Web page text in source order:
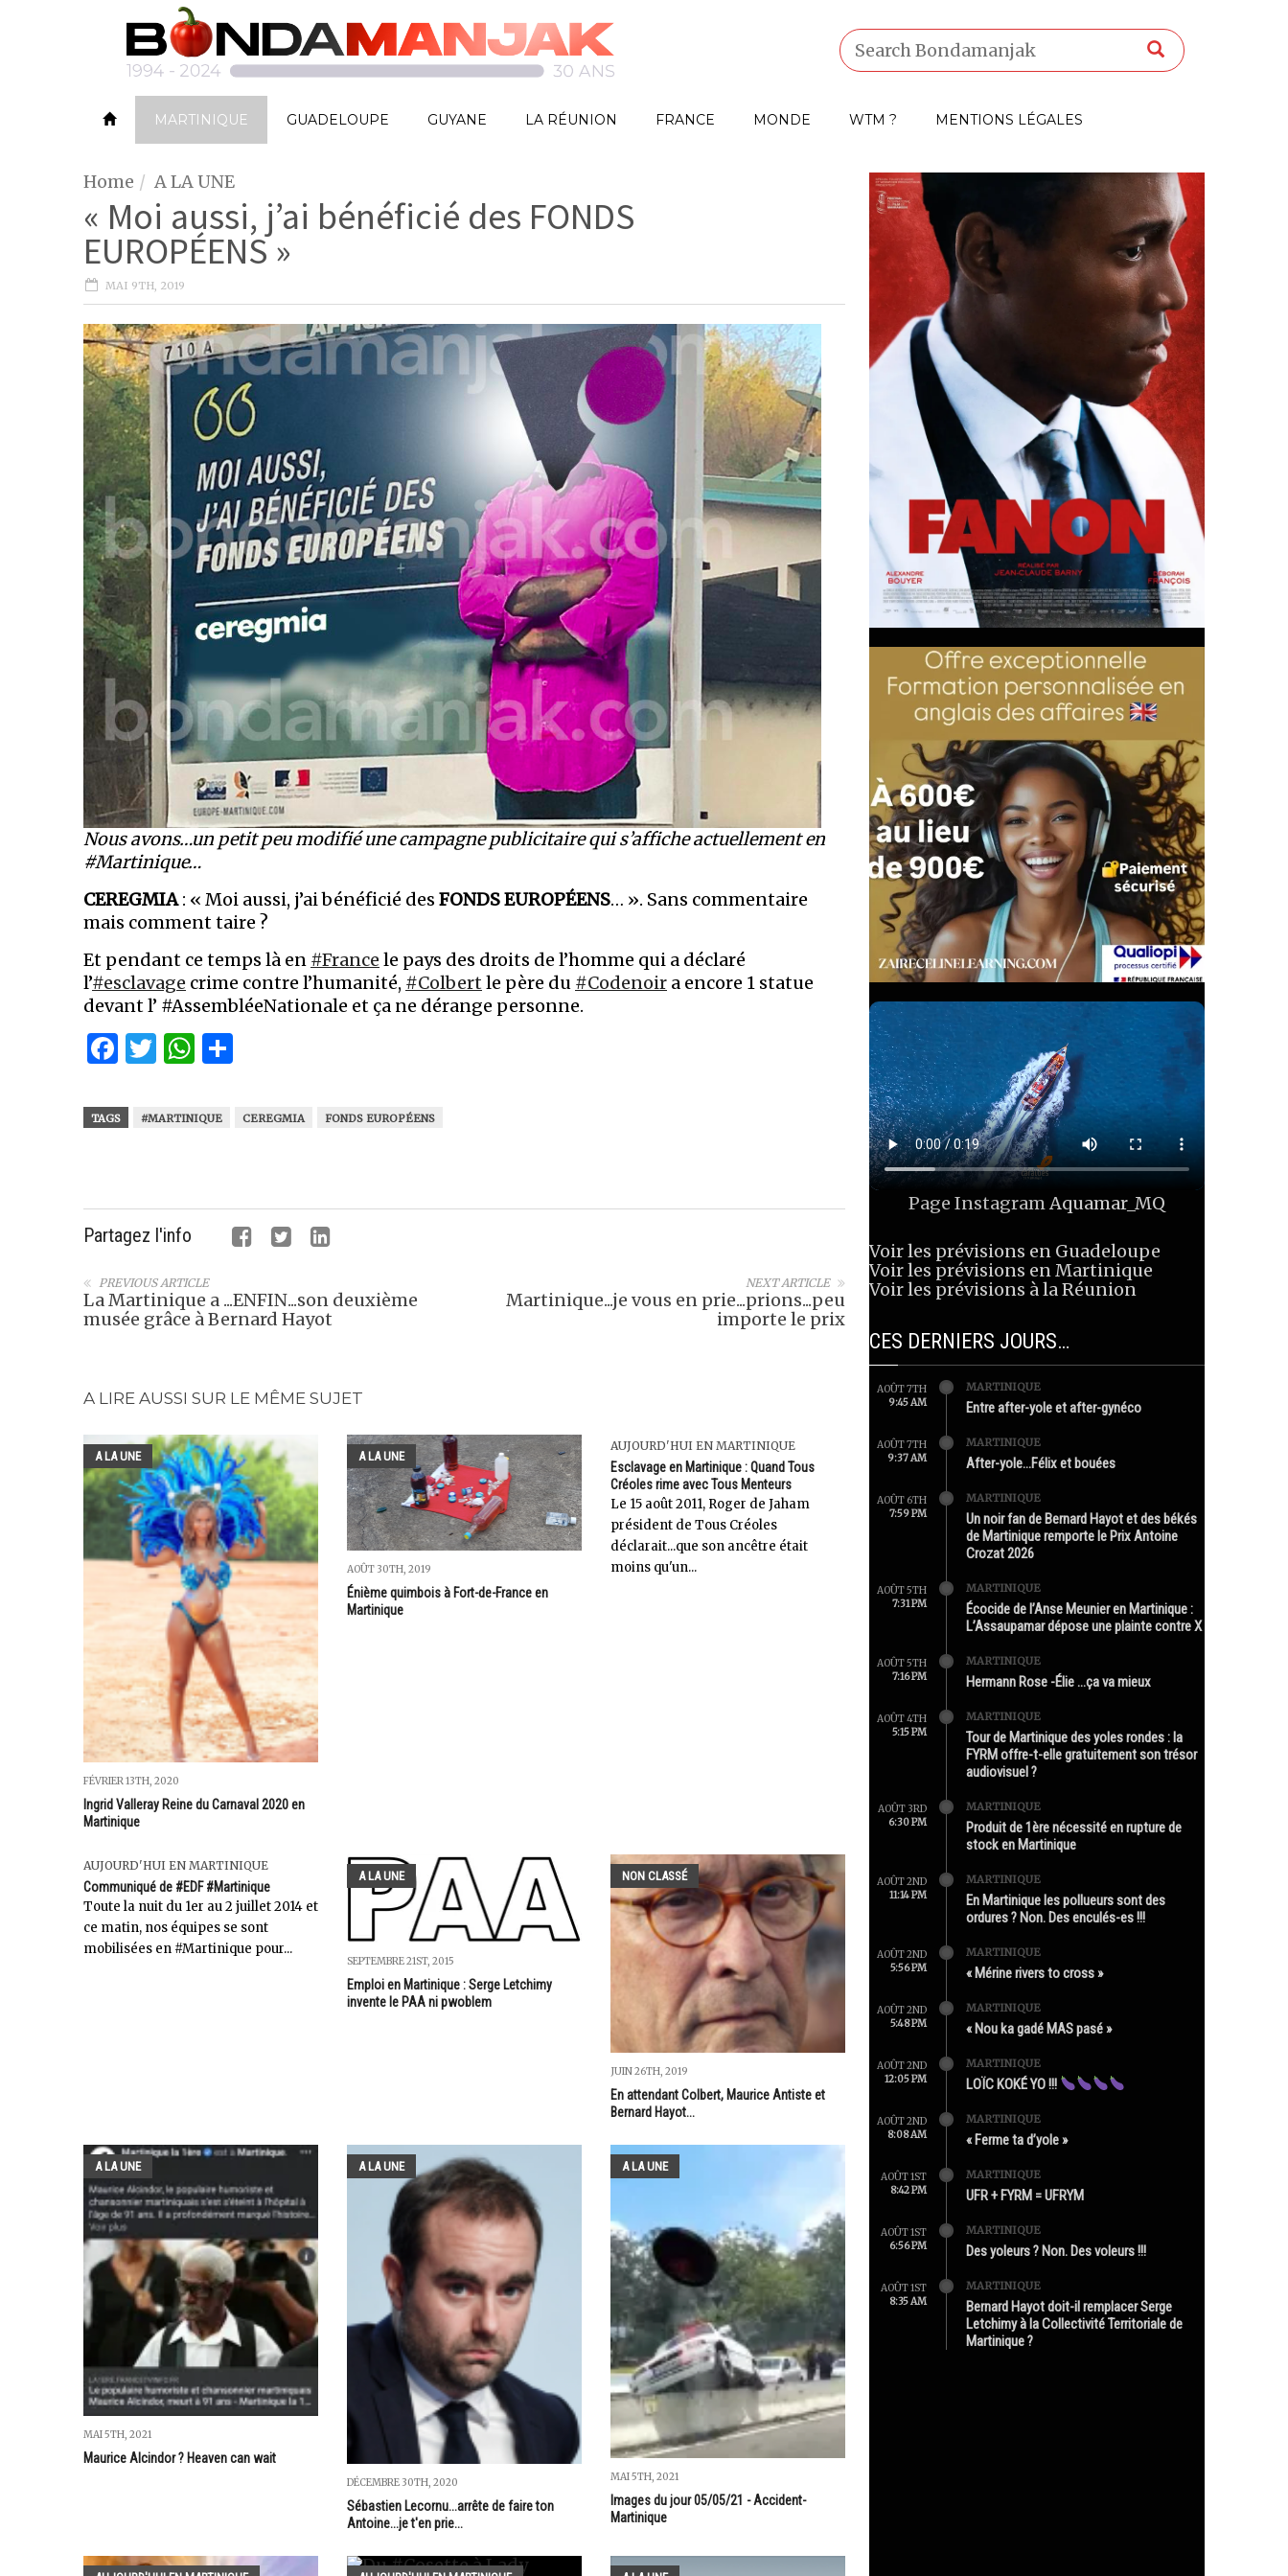
MARTINIQUE GUADELOUPE GUYANE LA RÉUNION FRANCE MONDE WTM ? MENTIONS LÉGALES
Home A LA UNE
« Moi aussi, j’ai bénéficié des FONDS
EUROPÉENS »
MAI 9TH, 2019
Nous avons…un petit peu modifié une campagne publicitaire qui s’affiche actuellement en
#Martinique…
CEREGMIA: « Moi aussi, j’ai bénéficié des FONDS EUROPÉENS… ». Sans commentaire
mais comment taire ?
Et pendant ce temps là en #France le pays des droits de l’homme qui a déclaré
l’#esclavage crime contre l’humanité, #Colbert le père du #Codenoir a encore 1 statue
devant l’ #AssembléeNationale et ça ne dérange personne.
Facebook
Twitter
WhatsApp
TAGS #MARTINIQUE CEREGMIA FONDS EUROPÉENS
Partagez l'info
NEXT ARTICLE
Martinique...je vous en prie...prions...peu
importe le prix
PREVIOUS ARTICLE
La Martinique a ...ENFIN...son deuxième
musée grâce à Bernard Hayot
A LIRE AUSSI SUR LE MÊME SUJET
A LA UNE
FÉVRIER 13TH, 2020
Ingrid Valleray Reine du Carnaval 2020 en
Martinique
A LA UNE
AOÛT 30TH, 2019
Énième quimbois à Fort-de-France en
Martinique
AUJOURD'HUI EN MARTINIQUE
Esclavage en Martinique : Quand Tous
Créoles rime avec Tous Menteurs
Le 15 août 2011, Roger de Jaham
président de Tous Créoles
déclarait...que son ancêtre était
moins qu'un...
AUJOURD'HUI EN MARTINIQUE
Communiqué de #EDF #Martinique
Toute la nuit du 1er au 2 juillet 2014 et
ce matin, nos équipes se sont
mobilisées en #Martinique pour...
A LA UNE
SEPTEMBRE 21ST, 2015
Emploi en Martinique : Serge Letchimy
invente le PAA ni pwoblem
NON CLASSÉ
JUIN 26TH, 2019
En attendant Colbert, Maurice Antiste et
Bernard Hayot...
A LA UNE
MAI 5TH, 2021
Maurice Alcindor ? Heaven can wait
A LA UNE
DÉCEMBRE 30TH, 2020
Sébastien Lecornu...arrête de faire ton
Antoine...je t'en prie...
A LA UNE
MAI 5TH, 2021
Images du jour 05/05/21 - Accident-
Martinique
Page InstagramAquamar_MQ
Voir les prévisions en Guadeloupe
Voir les prévisions en Martinique
Voir les prévisions à la Réunion
CES DERNIERS JOURS…
AOÛT 7TH
9:45 AM
MARTINIQUE
Entre after-yole et after-gynéco
AOÛT 7TH
9:37 AM
MARTINIQUE
After-yole…Félix et bouées
AOÛT 6TH
7:59 PM
MARTINIQUE
Un noir fan de Bernard Hayot et des békés
de Martinique remporte le Prix Antoine
Crozat 2026
AOÛT 5TH
7:31 PM
MARTINIQUE
Écocide de l’Anse Meunier en Martinique :
L’Assaupamar dépose une plainte contre X
AOÛT 5TH
7:16 PM
MARTINIQUE
Hermann Rose -Élie …ça va mieux
AOÛT 4TH
5:15 PM
MARTINIQUE
Tour de Martinique des yoles rondes : la
FYRM offre-t-elle gratuitement son trésor
audiovisuel ?
AOÛT 3RD
6:30 PM
MARTINIQUE
Produit de 1ère nécessité en rupture de
stock en Martinique
AOÛT 2ND
11:14 PM
MARTINIQUE
En Martinique les pollueurs sont des
ordures ? Non. Des enculés-es !!!
AOÛT 2ND
5:56 PM
MARTINIQUE
« Mérine rivers to cross »
AOÛT 2ND
5:48 PM
MARTINIQUE
« Nou ka gadé MAS pasé »
AOÛT 2ND
12:05 PM
MARTINIQUE
LOÏC KOKÉ YO !!!
AOÛT 2ND
8:08 AM
MARTINIQUE
« Ferme ta d’yole »
AOÛT 1ST
8:42 PM
MARTINIQUE
UFR + FYRM = UFRYM
AOÛT 1ST
6:56 PM
MARTINIQUE
Des yoleurs ? Non. Des voleurs !!!
AOÛT 1ST
8:35 AM
MARTINIQUE
Bernard Hayot doit-il remplacer Serge
Letchimy à la Collectivité Territoriale de
Martinique ?